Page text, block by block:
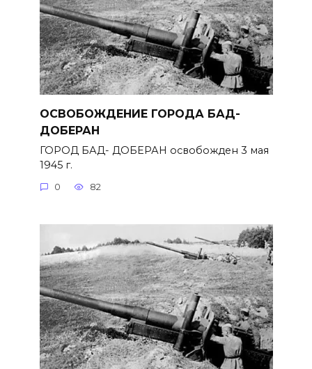
ОСВОБОЖДЕНИЕ ГОРОДА БАД-
ДОБЕРАН
ГОРОД БАД- ДОБЕРАН освобожден 3 мая
1945 г.
0 82